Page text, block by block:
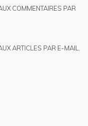
COMMENTAIRES PAR
ARTICLES PAR E-MAIL.